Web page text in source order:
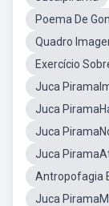
Poema De
Quadro
Exercício
Juca
Juca
Juca
Juca
Antropofagia
Juca